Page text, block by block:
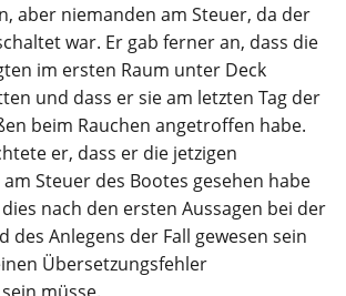
aber niemanden am Steuer, da der
war. Er gab ferner an, dass die
im ersten Raum unter Deck
und dass er sie am letzten Tag der
beim Rauchen angetroffen habe.
er, dass er die jetzigen
Steuer des Bootes gesehen habe
nach den ersten Aussagen bei der
des Anlegens der Fall gewesen sein
Übersetzungsfehler